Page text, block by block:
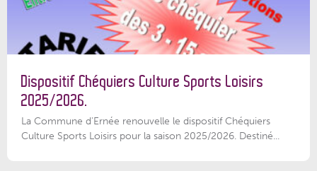
Dispositif Chéquiers Culture Sports Loisirs
2025/2026.
La Commune d'Ernée renouvelle le dispositif Chéquiers
Culture Sports Loisirs pour la saison 2025/2026. Destiné...